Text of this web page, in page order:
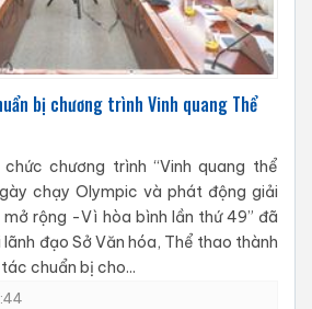
bị chương trình Vinh quang Thể
chương trình “Vinh quang thể
chạy Olympic và phát động giải
mở rộng -Vì hòa bình lần thứ 49” đã
đạo Sở Văn hóa, Thể thao thành
chuẩn bị cho...